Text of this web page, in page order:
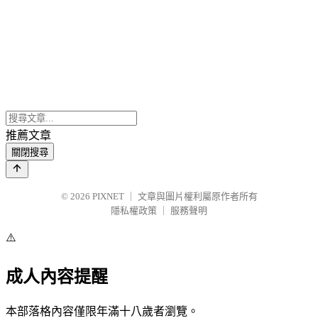
推薦文章
關閉搜尋
© 2026 PIXNET
文章與圖片權利屬原作者所有
隱私權政策
服務聲明
⚠️
成人內容提醒
本部落格內容僅限年滿十八歲者瀏覽。